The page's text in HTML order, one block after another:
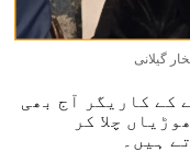
گیلانی
کے کاریگر آج بھی
چلا کر
ہیں۔